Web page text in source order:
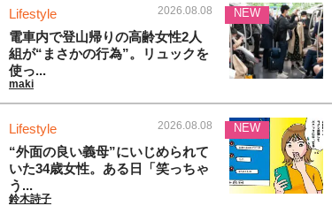
Lifestyle 2026.08.08
電車内で登山帰りの高齢女性2人
組が“まさかの行為”。リュックを
使っ...
maki
NEW
Lifestyle 2026.08.08
“外面の良い義母”にいじめられて
いた34歳女性。ある日「笑っちゃ
う...
鈴木詩子
NEW